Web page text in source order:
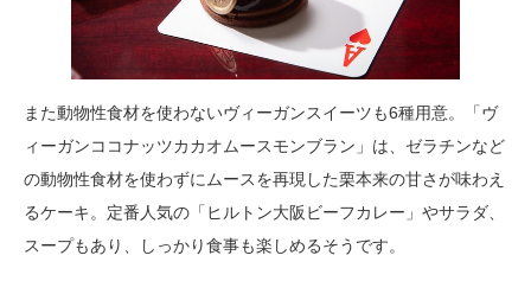
また動物性食材を使わないヴィーガンスイーツも6種用意。「ヴ
ィーガンココナッツカカオムースモンブラン」は、ゼラチンなど
の動物性食材を使わずにムースを再現した栗本来の甘さが味わえ
るケーキ。定番人気の「ヒルトン大阪ビーフカレー」やサラダ、
スープもあり、しっかり食事も楽しめるそうです。